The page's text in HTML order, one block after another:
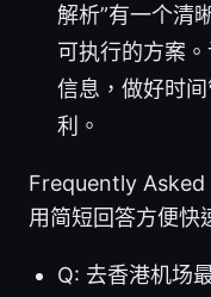
解析”有一个清
可执行的方案
信息，做好时
利。
Frequently Asked
用简短回答方便快
Q: 去香港机场